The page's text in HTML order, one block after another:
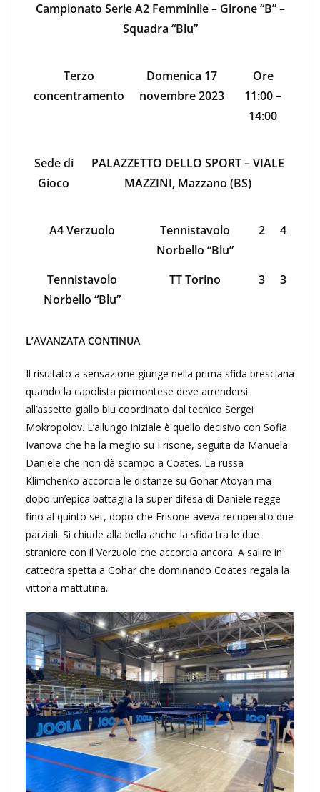
Campionato Serie A2 Femminile – Girone “B” –
Squadra “Blu”
Terzo
concentramento
Domenica 17
novembre 2023
Ore
11:00 –
14:00
Sede di
Gioco
PALAZZETTO DELLO SPORT – VIALE
MAZZINI, Mazzano (BS)
A4 Verzuolo
Tennistavolo
Norbello “Blu”
2 4
Tennistavolo
Norbello “Blu”
TT Torino 3 3
L’AVANZATA CONTINUA
Il risultato a sensazione giunge nella prima sfida bresciana
quando la capolista piemontese deve arrendersi
all’assetto giallo blu coordinato dal tecnico Sergei
Mokropolov. L’allungo iniziale è quello decisivo con Sofia
Ivanova che ha la meglio su Frisone, seguita da Manuela
Daniele che non dà scampo a Coates. La russa
Klimchenko accorcia le distanze su Gohar Atoyan ma
dopo un’epica battaglia la super difesa di Daniele regge
fino al quinto set, dopo che Frisone aveva recuperato due
parziali. Si chiude alla bella anche la sfida tra le due
straniere con il Verzuolo che accorcia ancora. A salire in
cattedra spetta a Gohar che dominando Coates regala la
vittoria mattutina.